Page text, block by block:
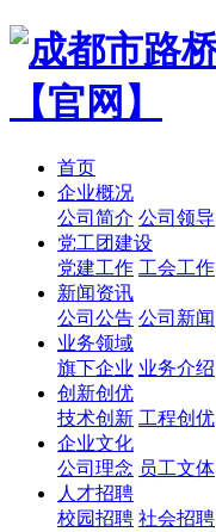
首页
企业概况
公司简介 公司领导
党工团建设
党建工作 工会工作
新闻资讯
公司公告 公司新闻
业务领域
旗下企业 业务介绍
创新创优
技术创新 工程创优
企业文化
公司理念 员工文体
人才招聘
校园招聘 社会招聘